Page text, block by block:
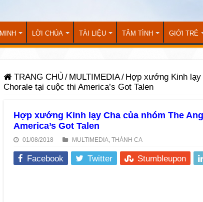
LỜI CHÚA TÀI LIỆU TÂM TÌNH GIỚI TRẺ
TRANG CHỦ / MULTIMEDIA/ Hợp xướng Kinh lạy
Chorale tại cuộc thi America’s Got Talen
Hợp xướng Kinh lạy Cha của nhóm The
America’s Got Talen
01/08/2018 MULTIMEDIA, THÁNH CA
Facebook Twitter Stumbleupon